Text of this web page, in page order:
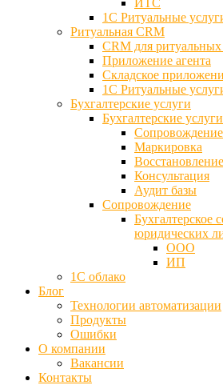
ИТС
1С Ритуальные
Ритуальная CRM
CRM для ритуальных
Приложение агента
Складское
1С Ритуальные
Бухгалтерские услуги
Бухгалтерские
Сопровождение
Маркировка
Консультация
Аудит базы
Cопровождение
Бухгалтерское
юридических
ООО
ИП
1С облако
Блог
Технологии автоматизации
Продукты
Ошибки
О компании
Вакансии
Контакты